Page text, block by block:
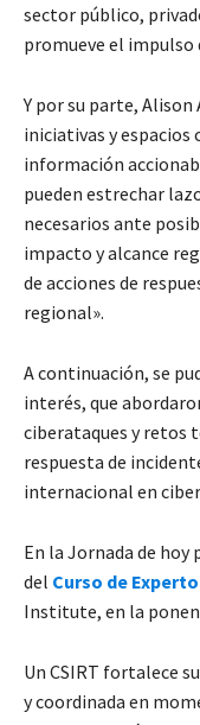
sector público,
promueve el impulso
Y por su parte, Alison
iniciativas y
información
pueden estrechar
necesarios ante
impacto y alcance
de acciones de
regional».
A continuación, se
interés, que
ciberataques y retos
respuesta de
internacional en
En la Jornada de
del Curso de
Institute, en la
Un CSIRT fortalece
y coordinada en